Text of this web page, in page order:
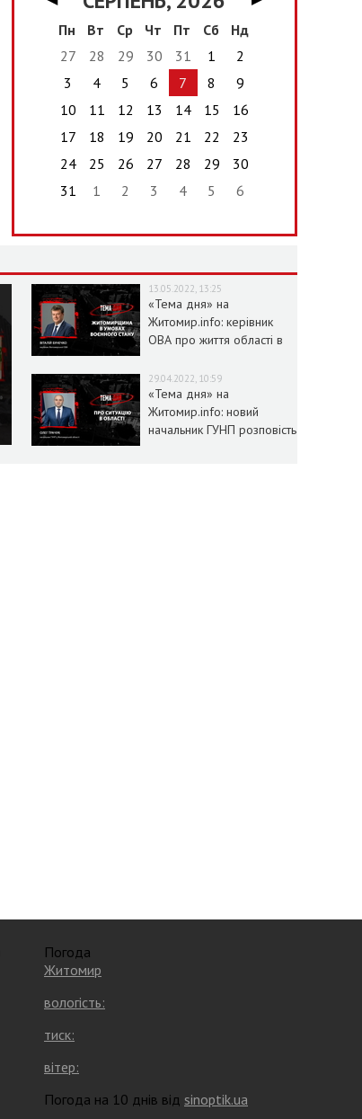
Пн
Вт Ср Чт Пт Сб
Нд
27
28 29 30 31 1
2
3
4 5 6 7 8
9
10
11 12 13 14 15
16
17
18 19 20 21 22
23
24
25 26 27 28 29
30
31
1 2 3 4 5 6
13.05.2022, 13:25
«Тема дня» на
Житомир.info: керівник
ОВА про життя області в
29.04.2022, 10:59
«Тема дня» на
Житомир.info: новий
начальник ГУНП розповість
Погода
Житомир
вологість:
тиск:
вітер:
Погода на 10 днів від sinoptik.ua